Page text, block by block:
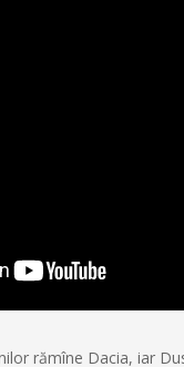
rămîne Dacia, iar